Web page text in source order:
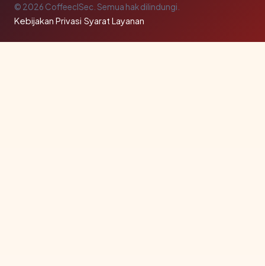
© 2026 CoffeeclSec. Semua hak dilindungi.
Kebijakan Privasi·Syarat Layanan